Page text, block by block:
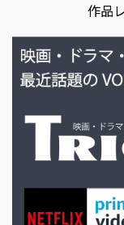
作品